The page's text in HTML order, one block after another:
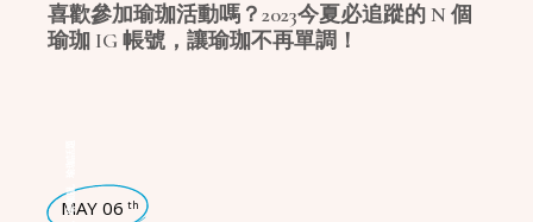
喜歡參加瑜珈活動嗎？2023今夏必追蹤的 N 個
瑜珈 IG 帳號，讓瑜珈不再單調！
瑜珈服
MAY 06 th